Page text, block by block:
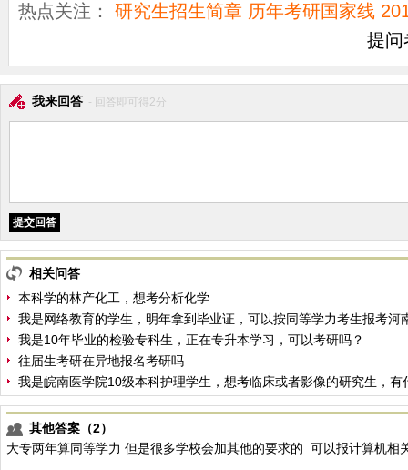
热点关注： 研究生招生简章 历年考研国家线
提问
我来回答 - 回答即可得2分
相关问答
本科学的林产化工，想考分析化学
我是网络教育的学生，明年拿到毕业证，可以按同等学力考生报考河
我是10年毕业的检验专科生，正在专升本学习，可以考研吗？
往届生考研在异地报名考研吗
我是皖南医学院10级本科护理学生，想考临床或者影像的研究生，有
其他答案（2）
大专两年算同等学力 但是很多学校会加其他的要求的 可以报计算机相